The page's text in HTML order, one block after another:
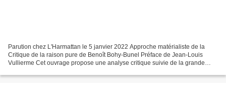
Parution chez L'Harmattan le 5 janvier 2022 Approche matérialiste de la
Critique de la raison pure de Benoît Bohy-Bunel Préface de Jean-Louis
Vullierme Cet ouvrage propose une analyse critique suivie de la grande